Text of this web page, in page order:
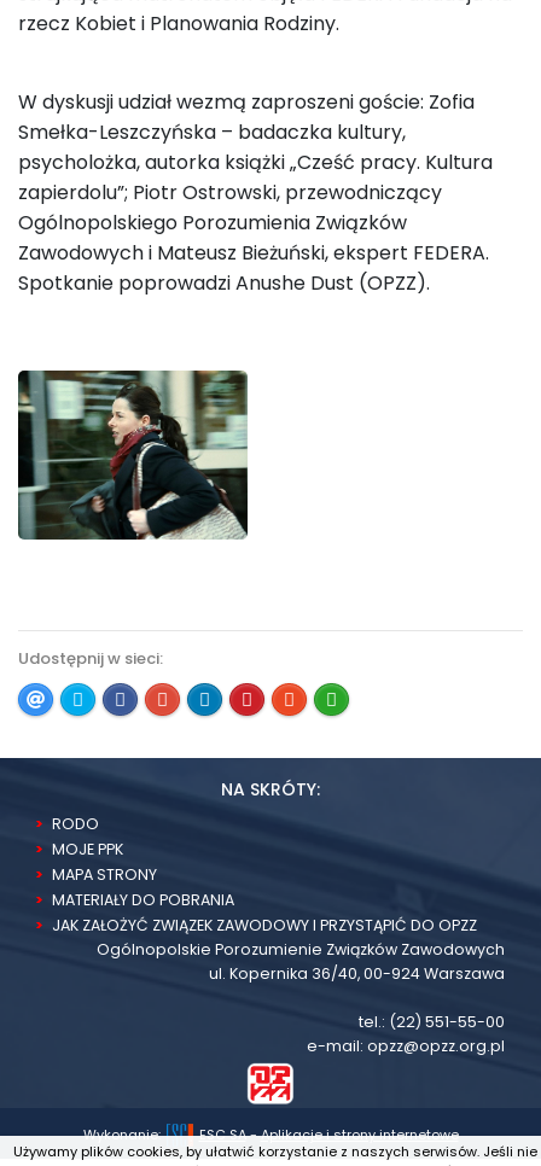
rzecz Kobiet i Planowania Rodziny.
W dyskusji udział wezmą zaproszeni goście: Zofia
Smełka-Leszczyńska – badaczka kultury,
psycholożka, autorka książki „Cześć pracy. Kultura
zapierdolu”; Piotr Ostrowski, przewodniczący
Ogólnopolskiego Porozumienia Związków
Zawodowych i Mateusz Bieżuński, ekspert FEDERA.
Spotkanie poprowadzi Anushe Dust (OPZZ).
Udostępnij w sieci:
NA SKRÓTY:
RODO
MOJE PPK
MAPA STRONY
MATERIAŁY DO POBRANIA
JAK ZAŁOŻYĆ ZWIĄZEK ZAWODOWY I PRZYSTĄPIĆ DO OPZZ
Ogólnopolskie Porozumienie Związków Zawodowych
ul. Kopernika 36/40, 00-924 Warszawa
tel.: (22) 551-55-00
e-mail: opzz@opzz.org.pl
Wykonanie: ESC SA-Aplikacje i strony internetowe
Używamy plików cookies, by ułatwić korzystanie z naszych serwisów. Jeśli nie